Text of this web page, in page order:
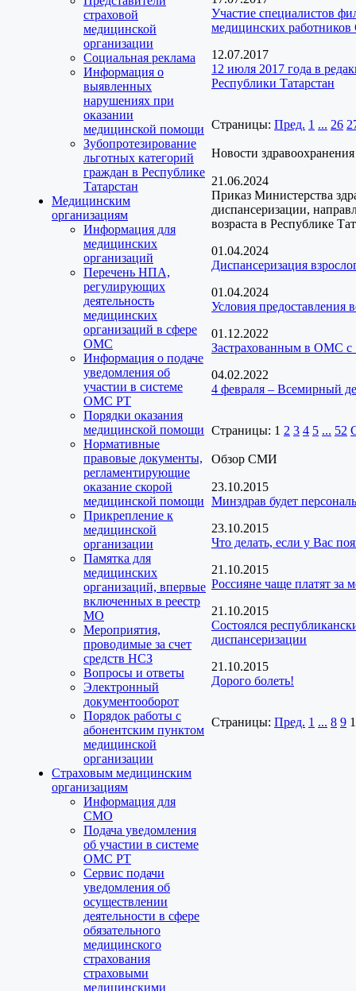
страховой
медицинской
организации
Социальная реклама
Информация о
выявленных
нарушениях при
оказании
медицинской помощи
Зубопротезирование
льготных категорий
граждан в Республике
Татарстан
Медицинским
организациям
Информация для
медицинских
организаций
Перечень НПА,
регулирующих
деятельность
медицинских
организаций в сфере
ОМС
Информация о подаче
уведомления об
участии в системе
ОМС РТ
Порядки оказания
медицинской помощи
Нормативные
правовые документы,
регламентирующие
оказание скорой
медицинской помощи
Прикрепление к
медицинской
организации
Памятка для
медицинских
организаций, впервые
включенных в реестр
МО
Мероприятия,
проводимые за счет
средств НСЗ
Вопросы и ответы
Электронный
документооборот
Порядок работы с
абонентским пунктом
медицинской
организации
Страховым медицинским
организациям
Информация для
СМО
Подача уведомления
об участии в системе
ОМС РТ
Сервис подачи
уведомления об
осуществлении
деятельности в сфере
обязательного
медицинского
страхования
страховыми
медицинскими
Участие специалистов
медицинских
12.07.2017
12 июля 2017 года в
Республики Татарстан
Страницы: Пред. 1 ... 26
Новости здравоохранения
21.06.2024
Приказ Министерства
диспансеризации,
возраста в Республике
01.04.2024
Диспансеризация
01.04.2024
Условия предоставления
01.12.2022
Застрахованным в ОМС с
04.02.2022
4 февраля – Всемирный
Страницы: 1 2 3 4 5 ... 52
Обзор СМИ
23.10.2015
Минздрав будет
23.10.2015
Что делать, если у Вас
21.10.2015
Россияне чаще платят за
21.10.2015
Состоялся
диспансеризации
21.10.2015
Дорого болеть!
Страницы: Пред. 1 ... 8 9